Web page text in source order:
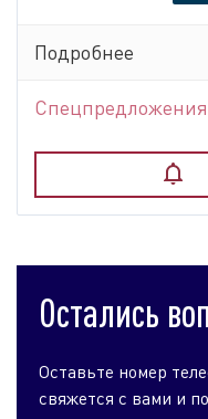
Подробнее
Спецпредложения
Остались
Оставьте номер
свяжется с вами и